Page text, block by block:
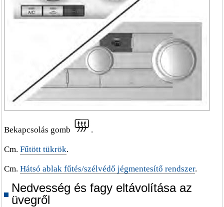
Bekapcsolás gomb .
Cm. Fűtött tükrök.
Cm. Hátsó ablak fűtés/szélvédő jégmentesítő rendszer.
Nedvesség és fagy eltávolítása az
üvegről